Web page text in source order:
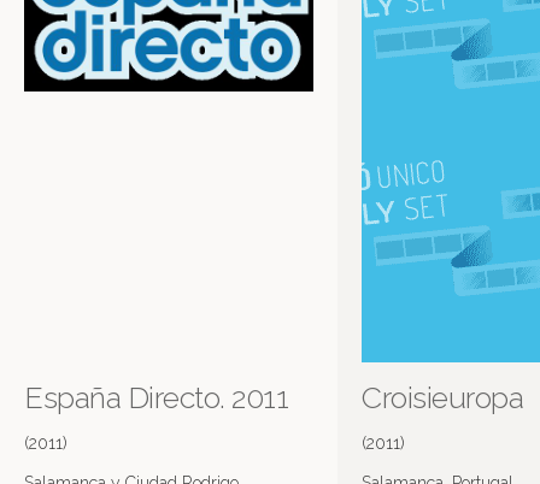
España Directo. 2011
(2011)
Croisieuropa
(2011)